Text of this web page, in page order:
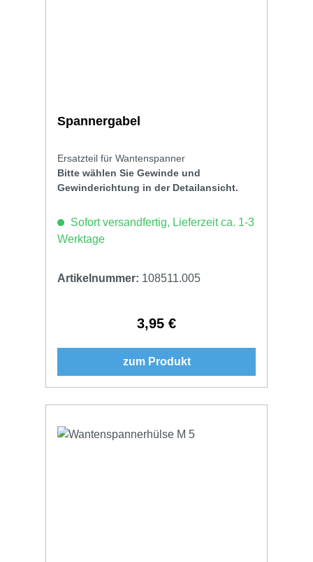
Spannergabel
Ersatzteil für Wantenspanner
Bitte wählen Sie Gewinde und
Gewinderichtung in der Detailansicht.
Sofort versandfertig, Lieferzeit ca. 1-3
Werktage
Artikelnummer: 108511.005
Regulärer Preis:
3,95 €
zum Produkt